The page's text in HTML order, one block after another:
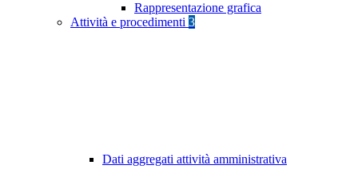
Rappresentazione grafica
Attività e procedimenti 3
Dati aggregati attività amministrativa